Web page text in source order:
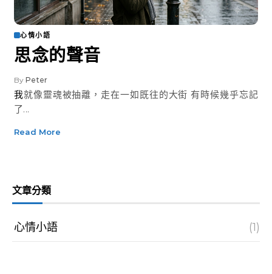
心情小語
思念的聲音
By Peter
我就像靈魂被抽離，走在一如既往的大街 有時候幾乎忘記
了...
Read More
文章分類
心情小語 (1)